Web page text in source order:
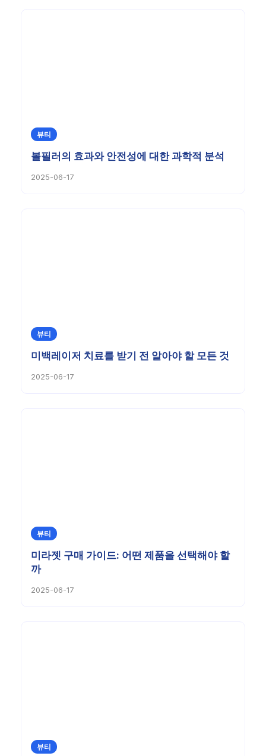
뷰티
볼필러의 효과와 안전성에 대한 과학적 분석
2025-06-17
뷰티
미백레이저 치료를 받기 전 알아야 할 모든 것
2025-06-17
뷰티
미라젯 구매 가이드: 어떤 제품을 선택해야 할
까
2025-06-17
뷰티